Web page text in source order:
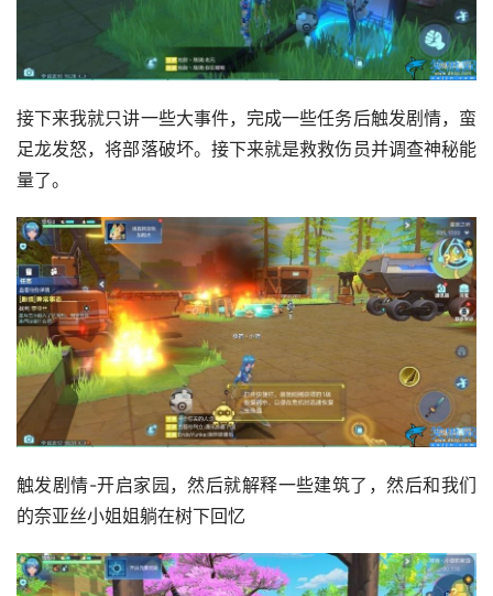
接下来我就只讲一些大事件，完成一些任务后触发剧情，蛮
足龙发怒，将部落破坏。接下来就是救救伤员并调查神秘能
量了。
触发剧情-开启家园，然后就解释一些建筑了，然后和我们
的奈亚丝小姐姐躺在树下回忆